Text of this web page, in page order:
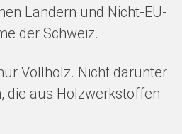
Ländern und Nicht-EU-
der Schweiz.
Vollholz. Nicht darunter
die aus Holzwerkstoffen